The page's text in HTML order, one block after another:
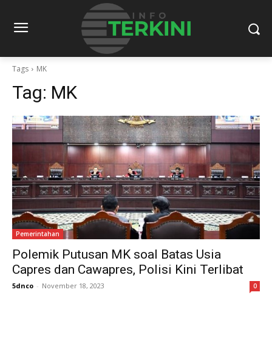
Tags MK
Tag: MK
Pemerintahan
Polemik Putusan MK soal Batas Usia
Capres dan Cawapres, Polisi Kini Terlibat
5dnco - November 18, 2023 0